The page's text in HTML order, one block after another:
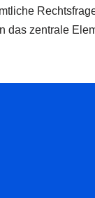
das zentrale